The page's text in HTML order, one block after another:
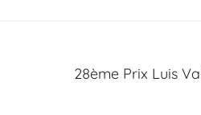
28ème Prix Luis